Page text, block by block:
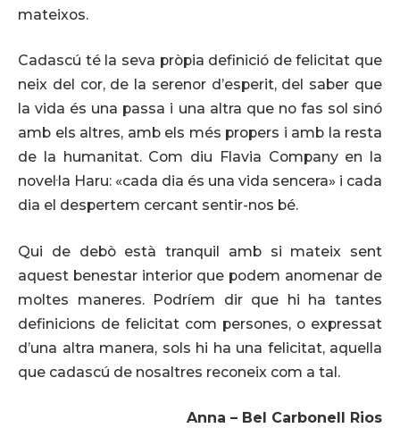
mateixos.
Cadascú té la seva pròpia definició de felicitat que
neix del cor, de la serenor d’esperit, del saber que
la vida és una passa i una altra que no fas sol sinó
amb els altres, amb els més propers i amb la resta
de la humanitat. Com diu Flavia Company en la
novel·la Haru: «cada dia és una vida sencera» i cada
dia el despertem cercant sentir-nos bé.
Qui de debò està tranquil amb si mateix sent
aquest benestar interior que podem anomenar de
moltes maneres. Podríem dir que hi ha tantes
definicions de felicitat com persones, o expressat
d’una altra manera, sols hi ha una felicitat, aquella
que cadascú de nosaltres reconeix com a tal.
Anna – Bel Carbonell Rios